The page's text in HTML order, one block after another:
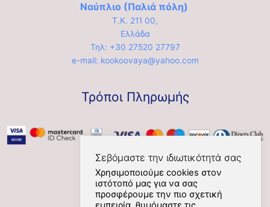
Ναύπλιο (Παλιά πόλη)
Τ.Κ. 211 00,
Ελλάδα
Τηλ: +30 27520 27797
e-mail: kookoovaya@yahoo.com
Τρόποι Πληρωμής
Social
Σεβόμαστε την ιδιωτικότητά σας
Χρησιμοποιούμε cookies στον
ιστότοπό μας για να σας
προσφέρουμε την πιο σχετική